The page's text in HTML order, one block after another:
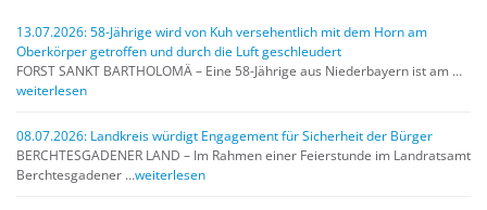
13.07.2026: 58-Jährige wird von Kuh versehentlich mit dem Horn am
Oberkörper getroffen und durch die Luft geschleudert
FORST SANKT BARTHOLOMÄ – Eine 58-Jährige aus Niederbayern ist am …
weiterlesen
08.07.2026: Landkreis würdigt Engagement für Sicherheit der Bürger
BERCHTESGADENER LAND – Im Rahmen einer Feierstunde im Landratsamt
Berchtesgadener …weiterlesen